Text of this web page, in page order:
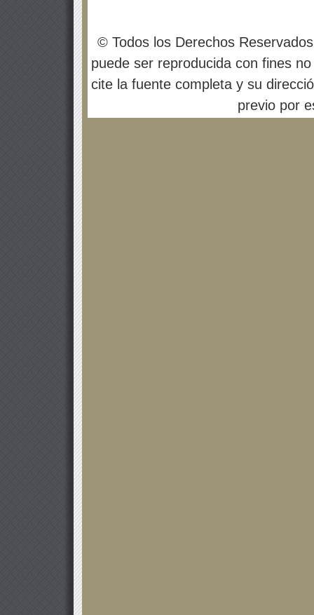
© Todos los Derechos
puede ser reproducida con fines
cite la fuente completa y su
previo por